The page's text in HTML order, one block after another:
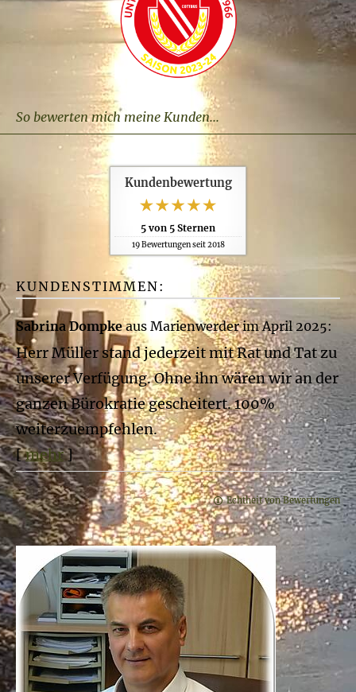
So bewerten mich meine Kunden...
Kundenbewertung
5 von 5 Sternen
19Bewertungen seit 2018
KUNDENSTIMMEN:
Sabrina Dompkeaus Marienwerder im April 2025:
Herr Müller stand jederzeit mit Rat und Tat zu
unserer Verfügung. Ohne ihn wären wir an der
ganzen Bürokratie gescheitert. 100%
weiterzuempfehlen.
[mehr]
Echtheit von Bewertungen